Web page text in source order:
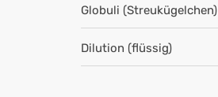
Globuli (Streukügelchen)
Dilution (flüssig)